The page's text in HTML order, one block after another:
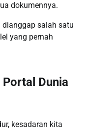
dokumennya.
dianggap salah satu
yang pernah
Dunia
kesadaran kita